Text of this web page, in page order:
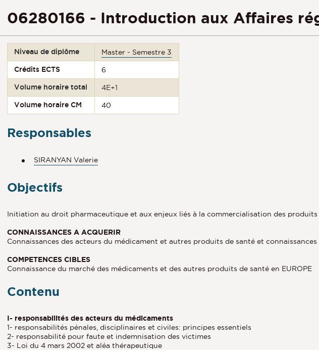
06280166 - Introduction aux Affaires
Niveau de diplôme Master - Semestre 3
Crédits ECTS 6
Volume horaire total 4E+1
Volume horaire CM 40
Responsables
SIRANYAN Valerie
Objectifs
Initiation au droit pharmaceutique et aux enjeux liés à la commercialisation des produits
CONNAISSANCES A ACQUERIR
Connaissances des acteurs du médicament et autres produits de santé et
COMPETENCES CIBLES
Connaissance du marché des médicaments et des autres produits de santé en EUROPE
Contenu
I- responsabilités des acteurs du médicaments
1- responsabilités pénales, disciplinaires et civiles: principes essentiels
2- responsabilité pour faute et indemnisation des victimes
3- Loi du 4 mars 2002 et aléa thérapeutique